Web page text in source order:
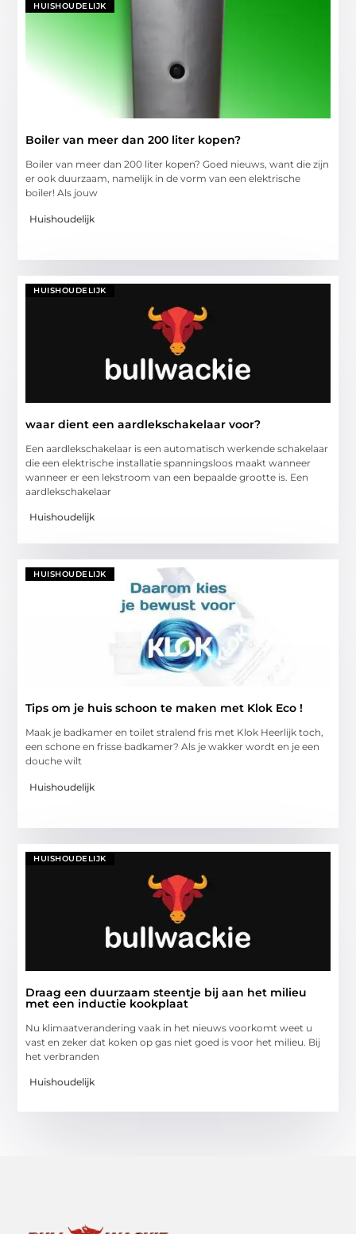
HUISHOUDELIJK
Boiler van meer dan 200 liter kopen?
Boiler van meer dan 200 liter kopen? Goed nieuws, want die zijn
er ook duurzaam, namelijk in de vorm van een elektrische
boiler! Als jouw
Huishoudelijk
HUISHOUDELIJK
waar dient een aardlekschakelaar voor?
Een aardlekschakelaar is een automatisch werkende schakelaar
die een elektrische installatie spanningsloos maakt wanneer
wanneer er een lekstroom van een bepaalde grootte is. Een
aardlekschakelaar
Huishoudelijk
HUISHOUDELIJK
Tips om je huis schoon te maken met Klok Eco !
Maak je badkamer en toilet stralend fris met Klok Heerlijk toch,
een schone en frisse badkamer? Als je wakker wordt en je een
douche wilt
Huishoudelijk
HUISHOUDELIJK
Draag een duurzaam steentje bij aan het milieu
met een inductie kookplaat
Nu klimaatverandering vaak in het nieuws voorkomt weet u
vast en zeker dat koken op gas niet goed is voor het milieu. Bij
het verbranden
Huishoudelijk